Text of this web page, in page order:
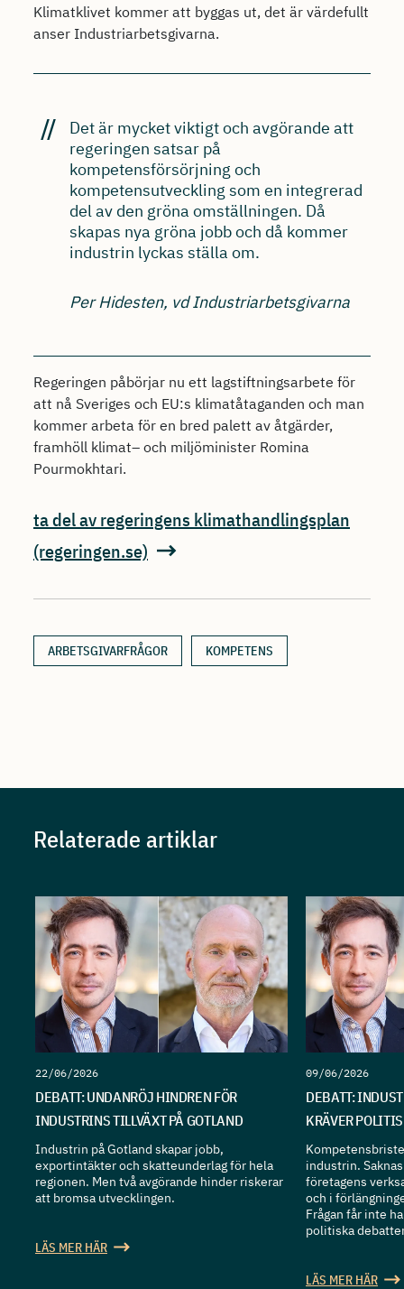
Klimatklivet kommer att byggas ut, det är värdefullt
anser Industriarbetsgivarna.
Det är mycket viktigt och avgörande att
regeringen satsar på
kompetensförsörjning och
kompetensutveckling som en integrerad
del av den gröna omställningen. Då
skapas nya gröna jobb och då kommer
industrin lyckas ställa om.
Per Hidesten, vd Industriarbetsgivarna
Regeringen påbörjar nu ett lagstiftningsarbete för
att nå Sveriges och EU:s klimatåtaganden och man
kommer arbeta för en bred palett av åtgärder,
framhöll klimat– och miljöminister Romina
Pourmokhtari.
ta del av regeringens klimathandlingsplan
(regeringen.se)
ARBETSGIVARFRÅGOR KOMPETENS
Relaterade artiklar
22/06/2026
DEBATT: UNDANRÖJ HINDREN FÖR
INDUSTRINS TILLVÄXT PÅ GOTLAND
Industrin på Gotland skapar jobb,
exportintäkter och skatteunderlag för hela
regionen. Men två avgörande hinder riskerar
att bromsa utvecklingen.
LÄS MER HÄR
09/06/2026
DEBATT:
KRÄVER
industrin.
företagens
och i
Frågan får inte
politiska
LÄS MER HÄR